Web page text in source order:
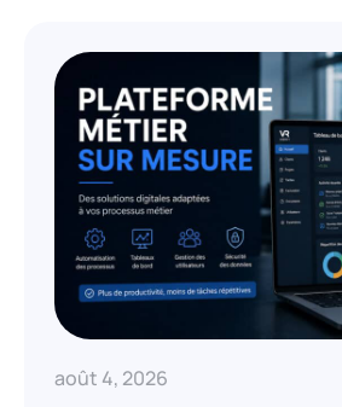
août 4, 2026